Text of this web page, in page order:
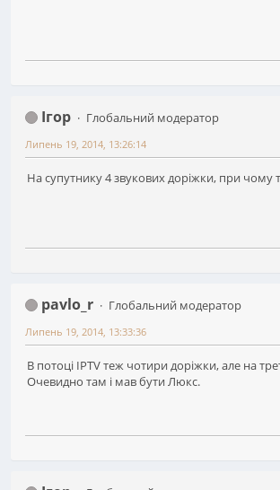
Ігор
Глобальний модератор
Липень 19, 2014, 13:26:14
На супутнику 4 звукових доріжки, при чому
pavlo_r
Глобальний модератор
Липень 19, 2014, 13:33:36
В потоці IPTV теж чотири доріжки, але на
Очевидно там і мав бути Люкс.